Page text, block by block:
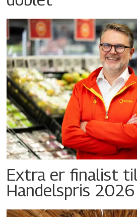
Extra er finalist
Handelspris 2026